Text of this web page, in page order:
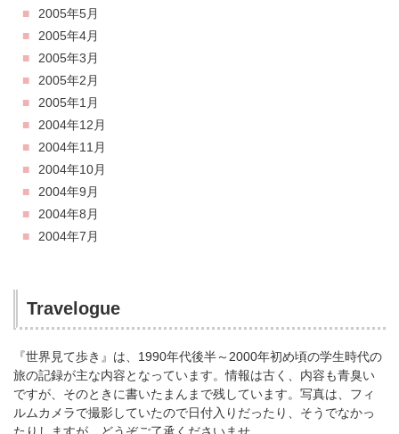
2005年5月
2005年4月
2005年3月
2005年2月
2005年1月
2004年12月
2004年11月
2004年10月
2004年9月
2004年8月
2004年7月
Travelogue
『世界見て歩き』は、1990年代後半～2000年初め頃の学生時代の
旅の記録が主な内容となっています。情報は古く、内容も青臭い
ですが、そのときに書いたまんまで残しています。写真は、フィ
ルムカメラで撮影していたので日付入りだったり、そうでなかっ